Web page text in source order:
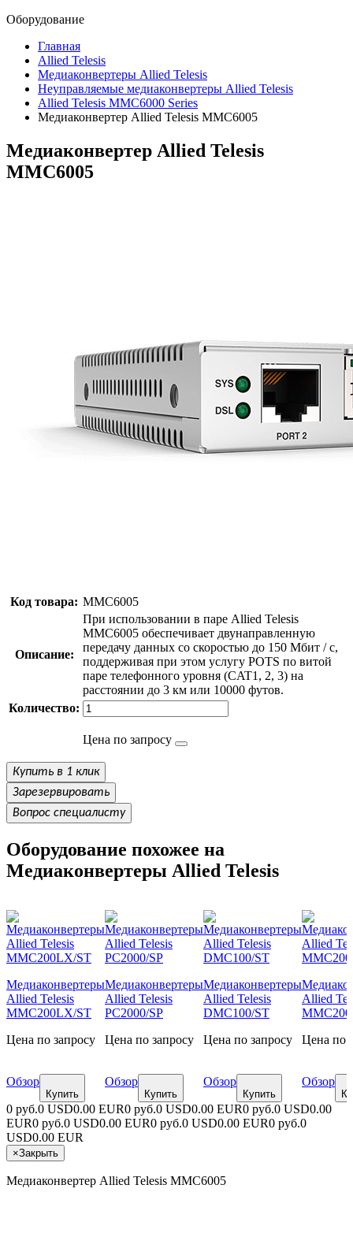
Оборудование
Главная
Allied Telesis
Медиаконвертеры Allied Telesis
Неуправляемые медиаконвертеры Allied Telesis
Allied Telesis MMC6000 Series
Медиаконвертер Allied Telesis MMC6005
Медиаконвертер Allied Telesis
MMC6005
Код товара: MMC6005
Описание:
При использовании в паре Allied Telesis
MMC6005 обеспечивает двунаправленную
передачу данных со скоростью до 150 Мбит / с,
поддерживая при этом услугу POTS по витой
паре телефонного уровня (CAT1, 2, 3) на
расстоянии до 3 км или 10000 футов.
Количество:
Цена по запросу
Купить в 1 клик
Зарезервировать
Вопрос специалисту
Оборудование похожее на
Медиаконвертеры Allied Telesis
Медиаконвертеры
Allied Telesis
MMC200LX/ST
Цена по запросу
Обзор
Купить
Медиаконвертеры
Allied Telesis
PC2000/SP
Цена по запросу
Обзор
Купить
Медиаконвертеры
Allied Telesis
DMC100/ST
Цена по запросу
Обзор
Купить
Allied
Цена по
Обзор
0 руб.0 USD0.00 EUR0 руб.0 USD0.00 EUR0 руб.0 USD0.00
EUR0 руб.0 USD0.00 EUR0 руб.0 USD0.00 EUR0 руб.0
USD0.00 EUR
×Закрыть
Медиаконвертер Allied Telesis MMC6005